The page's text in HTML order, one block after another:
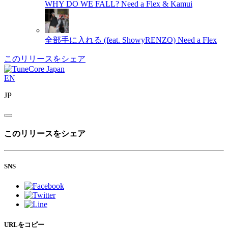
WHY DO WE FALL? Need a Flex & Kamui
全部手に入れる (feat. ShowyRENZO) Need a Flex
このリリースをシェア
EN
JP
このリリースをシェア
SNS
URLをコピー